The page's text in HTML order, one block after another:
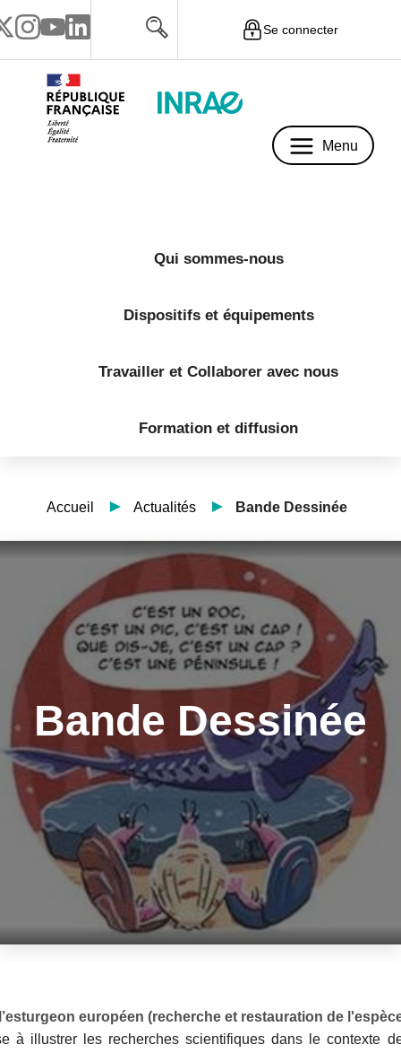
Se connecter
Menu
Qui sommes-nous
Dispositifs et équipements
Travailler et Collaborer avec nous
Formation et diffusion
Accueil Actualités Bande Dessinée
Bande Dessinée
européen (recherche et restauration de
à illustrer les recherches scientifiques dans le contexte